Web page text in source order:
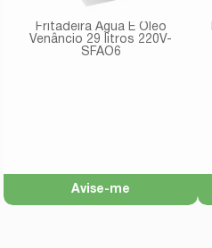
Fritadeira Água E Óleo
Venâncio 29 litros 220V-
SFAO6
Avise-me